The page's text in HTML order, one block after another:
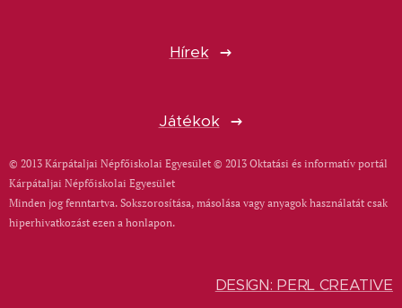
Hírek
Játékok
© 2013 Kárpátaljai Népfőiskolai Egyesület © 2013 Oktatási és informatív portál
Kárpátaljai Népfőiskolai Egyesület
Minden jog fenntartva. Sokszorosítása, másolása vagy anyagok használatát csak
hiperhivatkozást ezen a honlapon.
DESIGN: PERL CREATIVE